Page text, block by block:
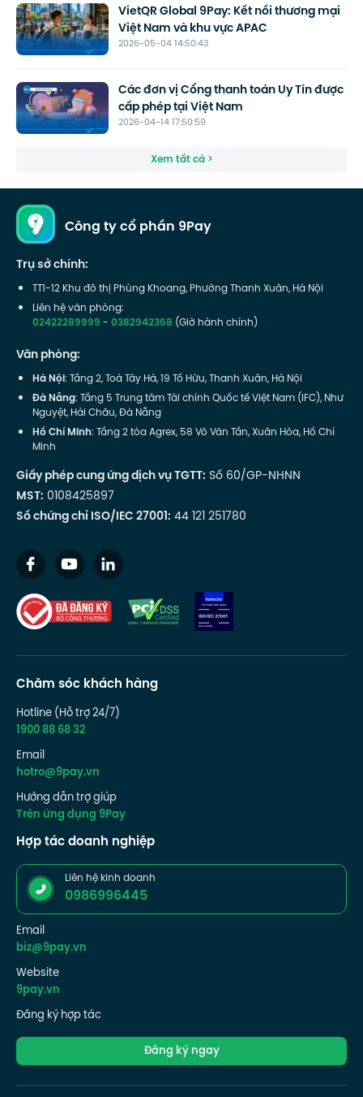
2026-05-04 14:50:43
VietQR Global 9Pay: Kết nối thương mại
Việt Nam và khu vực APAC
2026-04-14 17:50:59
Các đơn vị Cổng thanh toán Uy Tín được
cấp phép tại Việt Nam
Xem tất cả >
Công ty cổ phần 9Pay
Trụ sở chính:
TT1-12 Khu đô thị Phùng Khoang, Phường Thanh Xuân, Hà Nội
Liên hệ văn phòng:
02422289999-0382942368 (Giờ hành chính)
Văn phòng:
Hà Nội: Tầng 2, Toà Tây Hà, 19 Tố Hữu, Thanh Xuân, Hà Nội
Đà Nẵng: Tầng 5 Trung tâm Tài chính Quốc tế Việt Nam (IFC), Như
Nguyệt, Hải Châu, Đà Nẵng
Hồ Chí Minh: Tầng 2 tòa Agrex, 58 Võ Văn Tần, Xuân Hòa, Hồ Chí
Minh
Giấy phép cung ứng dịch vụ TGTT: Số 60/GP-NHNN
MST: 0108425897
Số chứng chỉ ISO/IEC 27001: 44 121 251780
Chăm sóc khách hàng
Hotline (Hỗ trợ 24/7)
1900 88 68 32
Email
hotro@9pay.vn
Hướng dẫn trợ giúp
Trên ứng dụng 9Pay
Hợp tác doanh nghiệp
Liên hệ kinh doanh
0986996445
Email
biz@9pay.vn
Website
9pay.vn
Đăng ký hợp tác
Đăng ký ngay